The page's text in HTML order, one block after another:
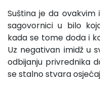
Suština je da ovakvim
sagovornici u bilo
kada se tome doda i
Uz negativan imidž u
odbijanju privrednika
se stalno stvara